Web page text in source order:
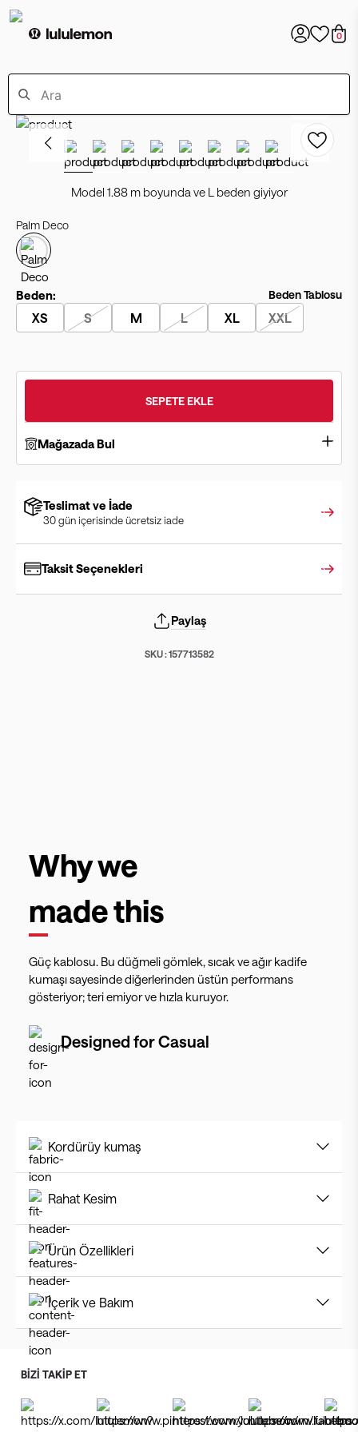
0
Model 1.88 m boyunda ve L beden giyiyor
Palm Deco
Beden: Beden Tablosu
XS S M L XL XXL
SEPETE EKLE
Mağazada Bul
Teslimat ve İade
30 gün içerisinde ücretsiz iade
Taksit Seçenekleri
Paylaş
SKU :157713582
Why we
made this
Güç kablosu. Bu düğmeli gömlek, sıcak ve ağır kadife
kumaşı sayesinde diğerlerinden üstün performans
gösteriyor; teri emiyor ve hızla kuruyor.
Designed forCasual
Kordürüy kumaş
Rahat Kesim
Ürün Özellikleri
İçerik ve Bakım
BİZİ TAKİP ET